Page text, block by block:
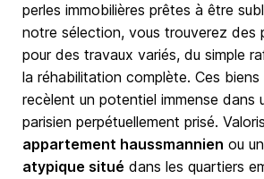
perles immobilières prêtes à être
notre sélection, vous trouverez des
pour des travaux variés, du simple
la réhabilitation complète. Ces biens
recèlent un potentiel immense dans
parisien perpétuellement prisé.
appartement haussmannien ou un
atypique situé dans les quartiers